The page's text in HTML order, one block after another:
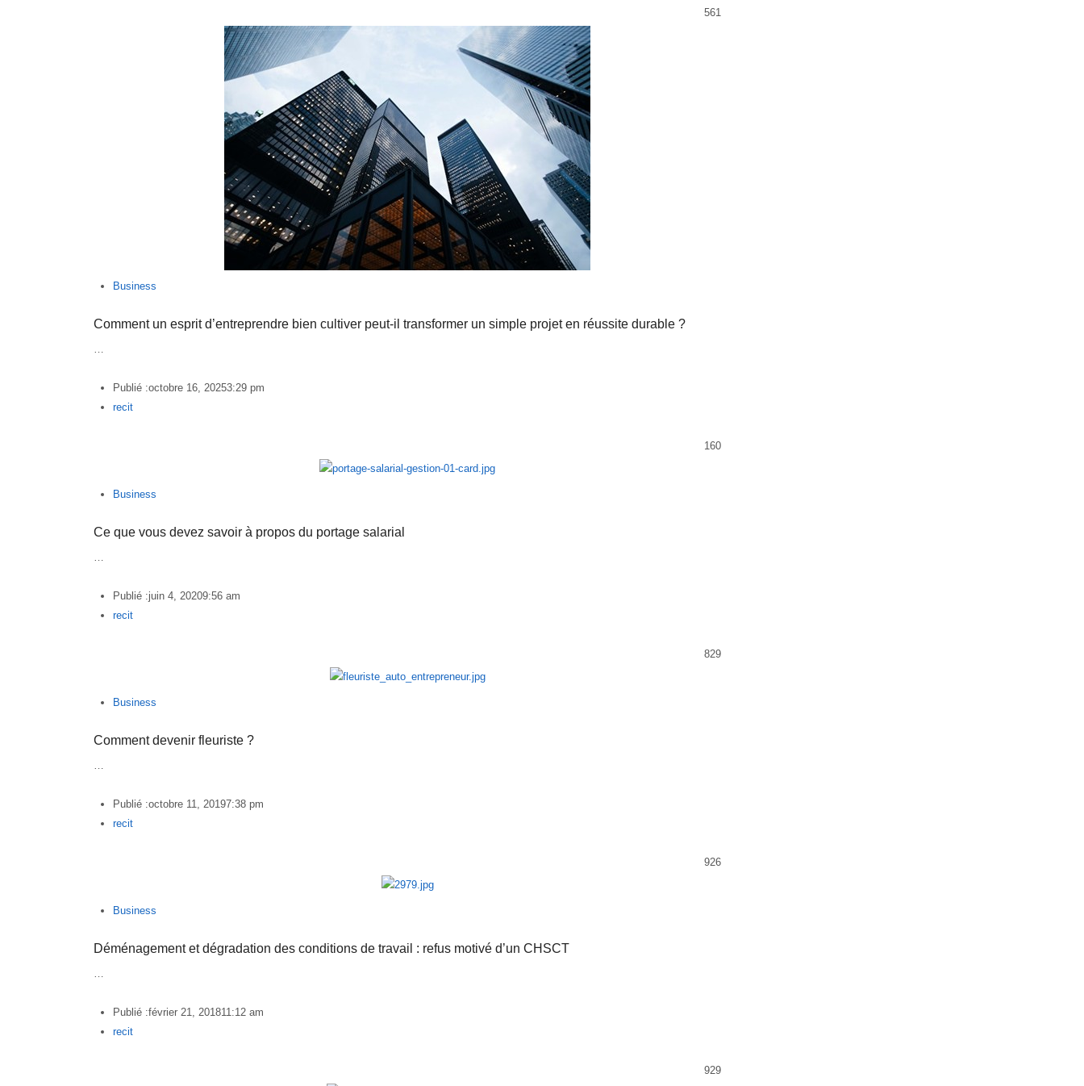
561
Business
Comment un esprit d’entreprendre bien cultiver peut-il transformer un simple projet en réussite durable ?
…
Publié :octobre 16, 20253:29 pm
Author
recit
160
Business
Ce que vous devez savoir à propos du portage salarial
…
Publié :juin 4, 20209:56 am
Author
recit
829
Business
Comment devenir fleuriste ?
…
Publié :octobre 11, 20197:38 pm
Author
recit
926
Business
Déménagement et dégradation des conditions de travail : refus motivé d’un CHSCT
…
Publié :février 21, 201811:12 am
Author
recit
929